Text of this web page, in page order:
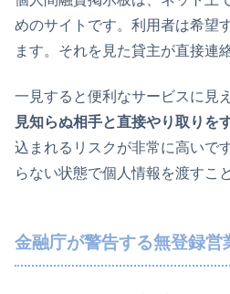
めのサイトです。利用者は希望
ます。それを見た貸主が直接連
一見すると便利なサービスに見
見知らぬ相手と直接やり取りを
込まれるリスクが非常に高いで
らない状態で個人情報を渡すこ
金融庁が警告する無登録営